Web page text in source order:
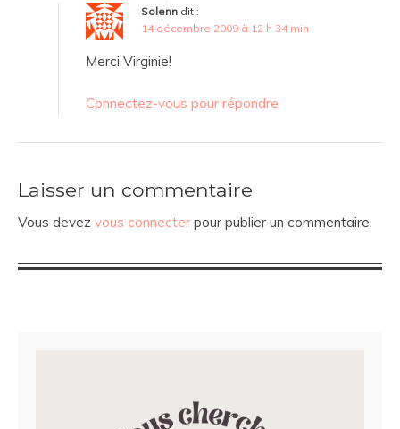
Solenn dit :
14 décembre 2009 à 12 h 34 min
Merci Virginie!
Connectez-vous pour répondre
Laisser un commentaire
Vous devez vous connecter pour publier un commentaire.